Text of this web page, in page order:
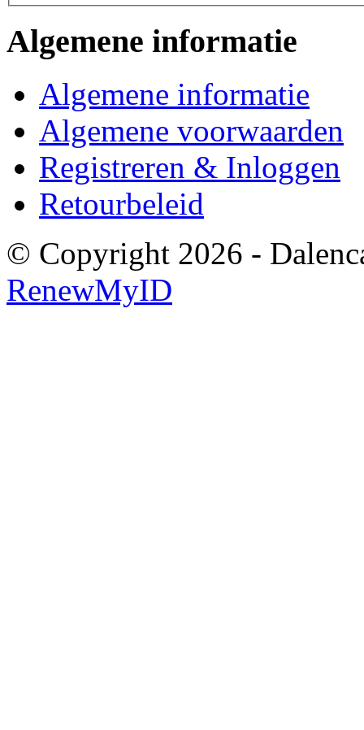
Algemene informatie
Algemene informatie
Algemene voorwaarden
Registreren & Inloggen
Retourbeleid
© Copyright 2026 -
RenewMyID